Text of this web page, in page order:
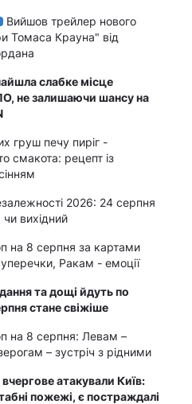
Вийшов трейлер нового
Томаса Крауна" від
слабке місце
не залишаючи шансу на
груш печу пиріг -
смакота: рецепт із
2026: 24 серпня
вихідний
на 8 серпня за картами
Ракам - емоції
та дощі йдуть по
стане свіжіше
на 8 серпня: Левам –
– зустріч з рідними
вчергове атакували Київ:
пожежі, є постраждалі